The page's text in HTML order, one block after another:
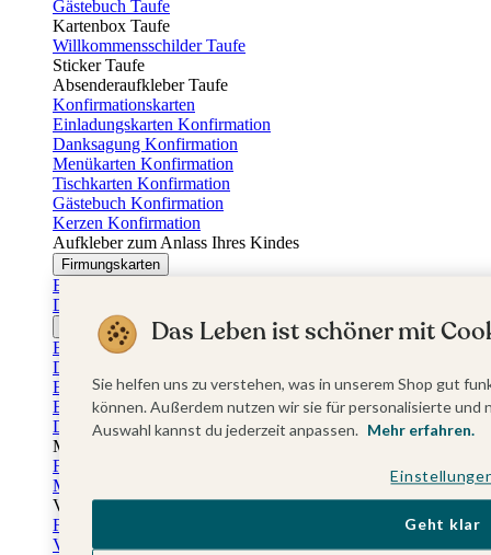
Gästebuch Taufe
Kartenbox Taufe
Willkommensschilder Taufe
Sticker Taufe
Absenderaufkleber Taufe
Konfirmationskarten
Einladungskarten Konfirmation
Danksagung Konfirmation
Menükarten Konfirmation
Tischkarten Konfirmation
Gästebuch Konfirmation
Kerzen Konfirmation
Aufkleber zum Anlass Ihres Kindes
Firmungskarten
Einladungskarten Firmung
Dankeskarten Firmung
Jugendweihekarten
Einladungskarten Jugendweihe
Dankeskarten Jugendweihe
Einschulungskarten
Einladungskarten Einschulung
Danksagung Einschulung
Muttertag
Fotogeschenke Muttertag
Muttertagskarten
Vatertag
Fotogeschenke Vatertag
Vatertagskarten
Das Leben ist schöner mit
Sie helfen uns zu verstehen, was in unserem Shop gut
können. Außerdem nutzen wir sie für personalisierte
Auswahl kannst du jederzeit anpassen. Mehr erfahren.
Geht klar